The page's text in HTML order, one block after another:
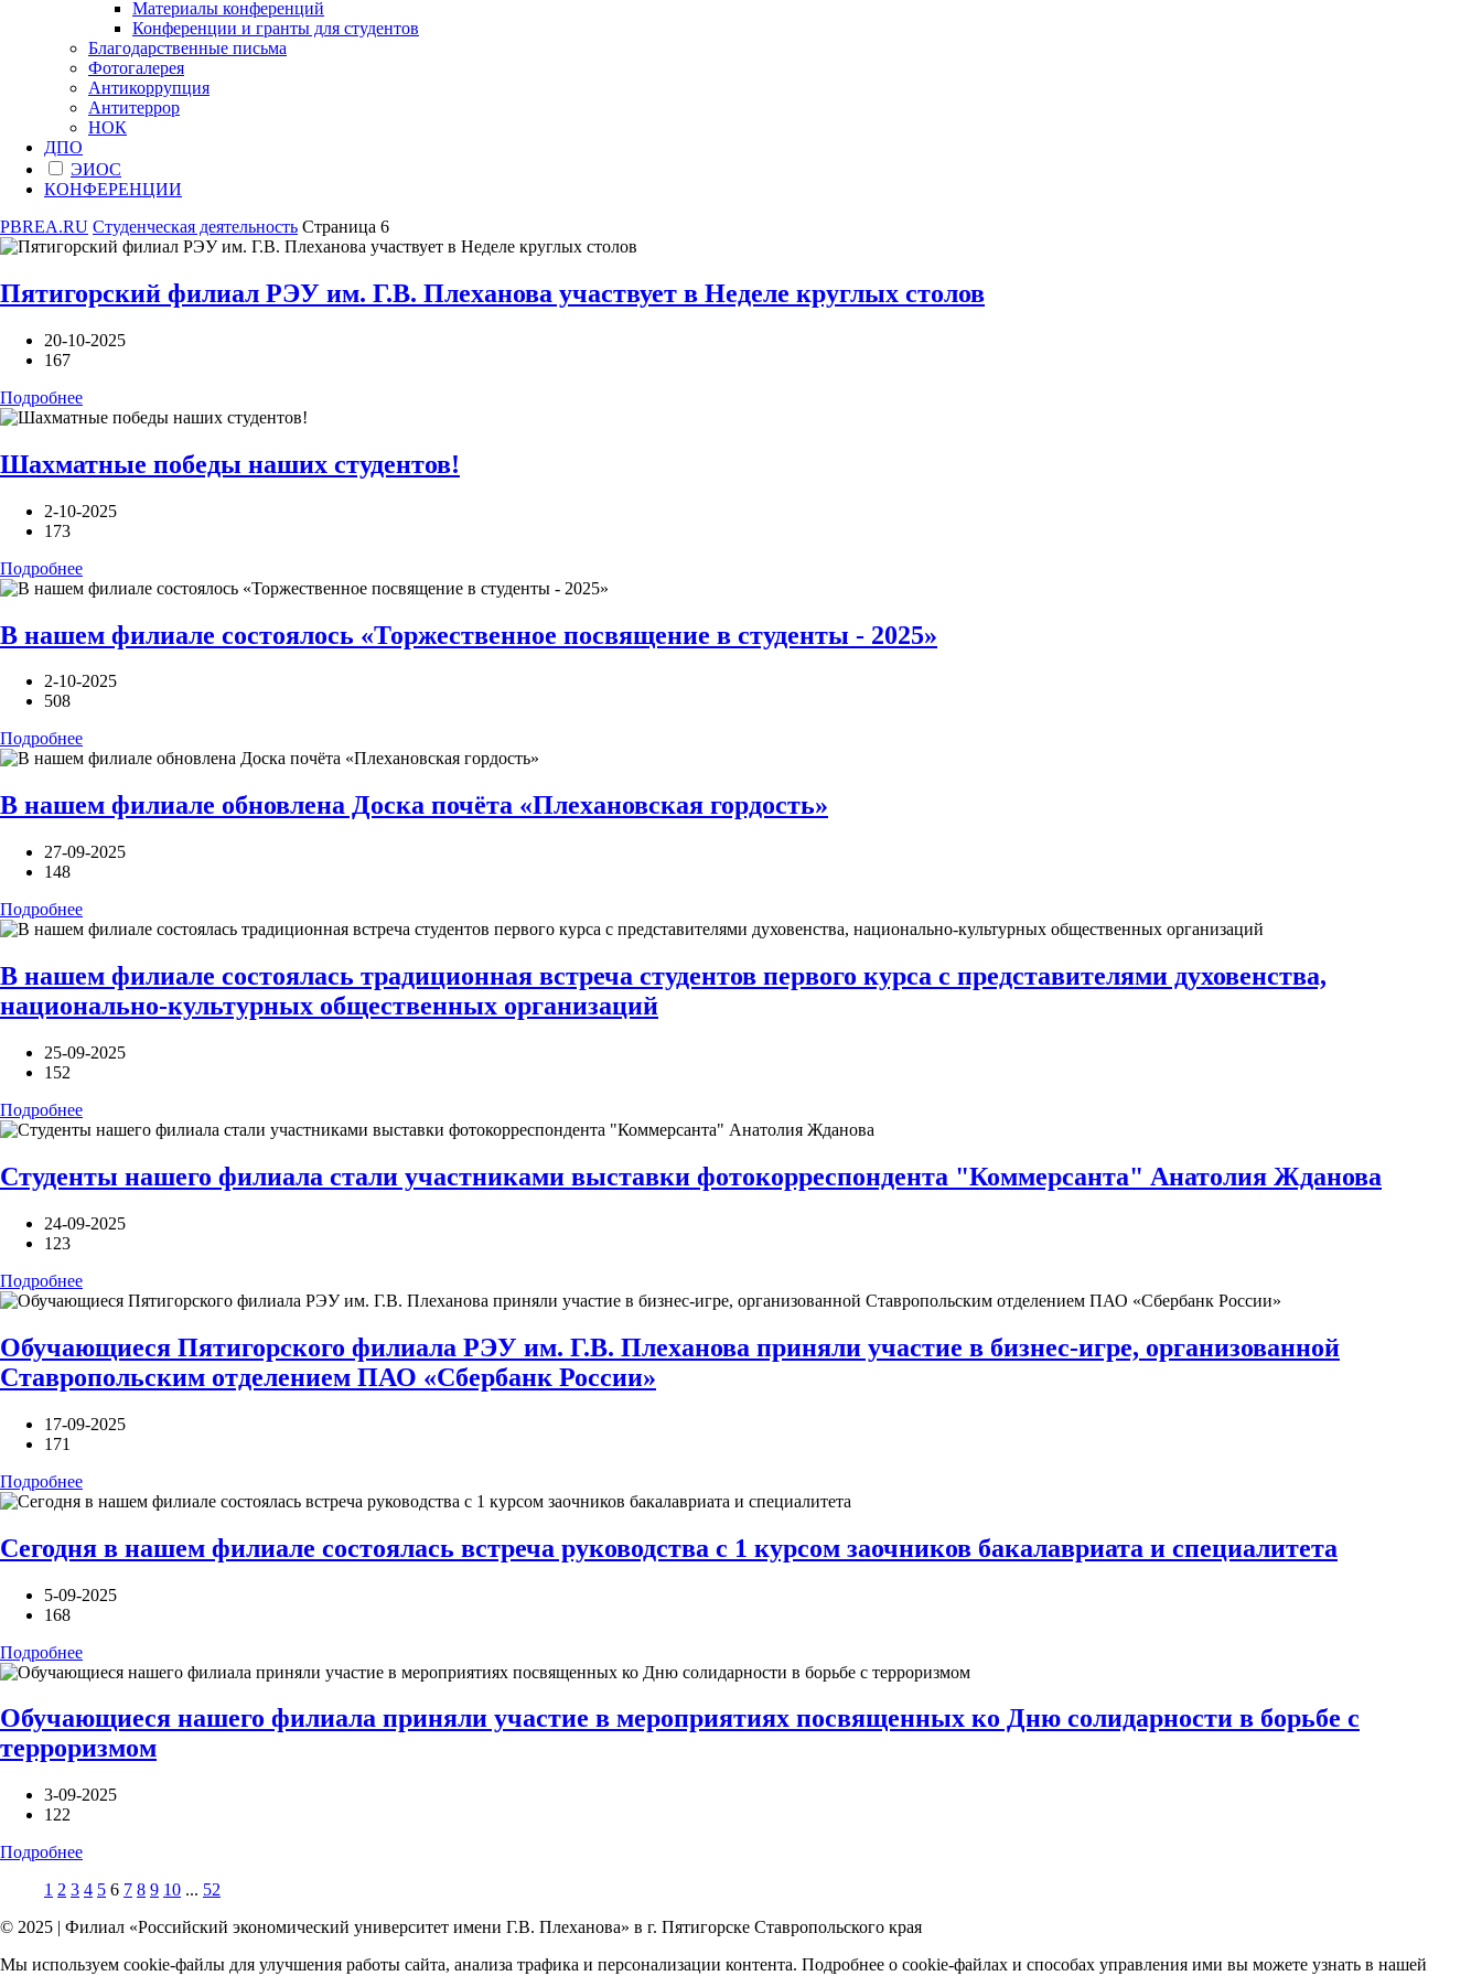
Материалы конференций
Конференции и гранты для студентов
Благодарственные письма
Фотогалерея
Антикоррупция
Антитеррор
НОК
ДПО
ЭИОС
КОНФЕРЕНЦИИ
PBREA.RU Студенческая деятельность Страница 6
Пятигорский филиал РЭУ им. Г.В. Плеханова участвует в Неделе круглых столов
20-10-2025
167
Подробнее
Шахматные победы наших студентов!
2-10-2025
173
Подробнее
В нашем филиале состоялось «Торжественное посвящение в студенты - 2025»
2-10-2025
508
Подробнее
В нашем филиале обновлена Доска почёта «Плехановская гордость»
27-09-2025
148
Подробнее
В нашем филиале состоялась традиционная встреча студентов первого курса с представителями духовенства,
национально-культурных общественных организаций
25-09-2025
152
Подробнее
Студенты нашего филиала стали участниками выставки фотокорреспондента "Коммерсанта" Анатолия Жданова
24-09-2025
123
Подробнее
Обучающиеся Пятигорского филиала РЭУ им. Г.В. Плеханова приняли участие в бизнес-игре, организованной
Ставропольским отделением ПАО «Сбербанк России»
17-09-2025
171
Подробнее
Сегодня в нашем филиале состоялась встреча руководства с 1 курсом заочников бакалавриата и специалитета
5-09-2025
168
Подробнее
Обучающиеся нашего филиала приняли участие в мероприятиях посвященных ко Дню солидарности в борьбе с
терроризмом
3-09-2025
122
Подробнее
1 2 3 4 5 6 7 8 9 10 ... 52
© 2025 | Филиал «Российский экономический университет имени Г.В. Плеханова» в г. Пятигорске Ставропольского края
Мы используем cookie-файлы для улучшения работы сайта, анализа трафика и персонализации контента. Подробнее о cookie-файлах и способах управления ими вы можете узнать в нашей